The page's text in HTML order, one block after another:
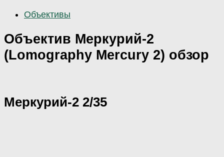
Объективы
Объектив Меркурий-2
(Lomography Mercury 2) обзор
Меркурий-2 2/35